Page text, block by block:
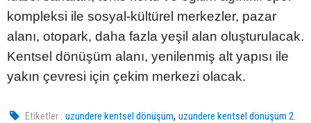
kompleksi ile sosyal-kültürel merkezler, pazar
alanı, otopark, daha fazla yeşil alan oluşturulacak.
Kentsel dönüşüm alanı, yenilenmiş alt yapısı ile
yakın çevresi için çekim merkezi olacak.
Etiketler : uzundere kentsel dönüşüm,uzundere kentsel dönüşüm 2.